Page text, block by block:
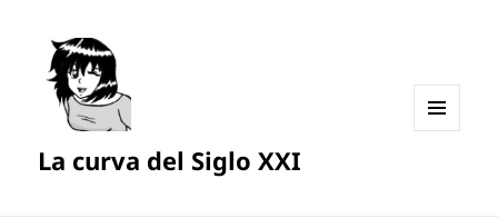
La curva del Siglo XXI